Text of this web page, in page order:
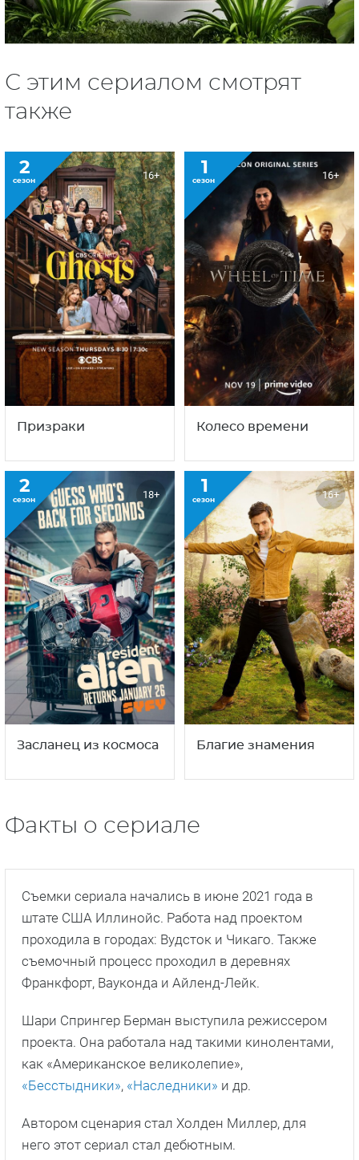
С этим сериалом смотрят
также
2
сезон 16+
Призраки
1
сезон 16+
Колесо времени
2
сезон 18+
Засланец из космоса
1
сезон 16+
Благие знамения
Факты о сериале
Съемки сериала начались в июне 2021 года в
штате США Иллинойс. Работа над проектом
проходила в городах: Вудсток и Чикаго. Также
съемочный процесс проходил в деревнях
Франкфорт, Вауконда и Айленд-Лейк.
Шари Спрингер Берман выступила режиссером
проекта. Она работала над такими кинолентами,
как «Американское великолепие»,
«Бесстыдники», «Наследники» и др.
Автором сценария стал Холден Миллер, для
него этот сериал стал дебютным.